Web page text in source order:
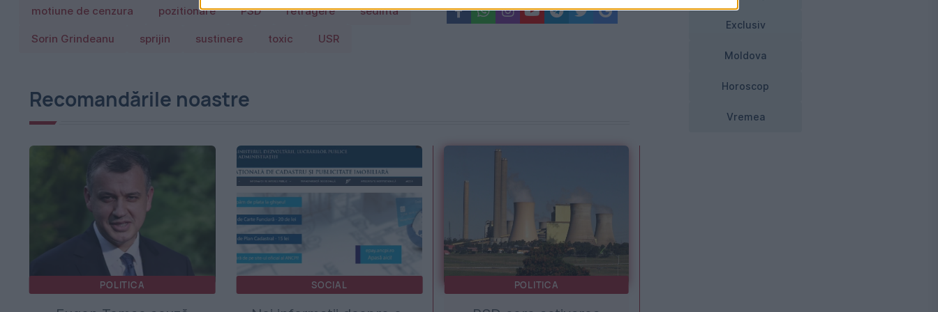
motiune de cenzura pozitionare PSD retragere sedinta
Sorin Grindeanu sprijin sustinere toxic USR
Recomandările noastre
POLITICA SOCIAL POLITICA
Exclusiv
Moldova
Horoscop
Vremea